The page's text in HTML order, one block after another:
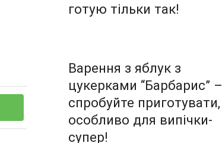
готую тільки так!
Варення з яблук з
цукерками “Барбарис” –
спробуйте приготувати,
особливо для випічки-
супер!